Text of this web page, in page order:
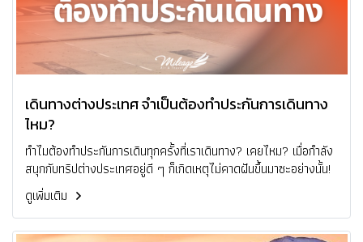
เดินทางต่างประเทศ จำเป็นต้องทำประกันการเดินทาง
ไหม?
ทำไมต้องทำประกันการเดินทุกครั้งที่เราเดินทาง? เคยไหม? เมื่อกำลัง
สนุกกับทริปต่างประเทศอยู่ดี ๆ ก็เกิดเหตุไม่คาดฝันขึ้นมาซะอย่างนั้น!
ดูเพิ่มเติม